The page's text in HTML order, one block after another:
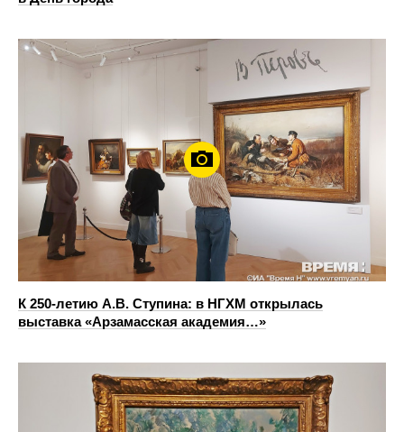
К 250-летию А.В. Ступина: в НГХМ открылась
выставка «Арзамасская академия…»